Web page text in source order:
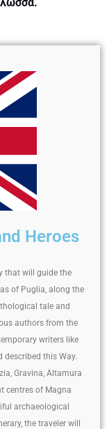
Ηeroes
that will guide the
of Puglia, along the
tale and
authors from the
writers like
described this Way.
Gravina, Altamura
centres of Magna
archaeological
the traveler will